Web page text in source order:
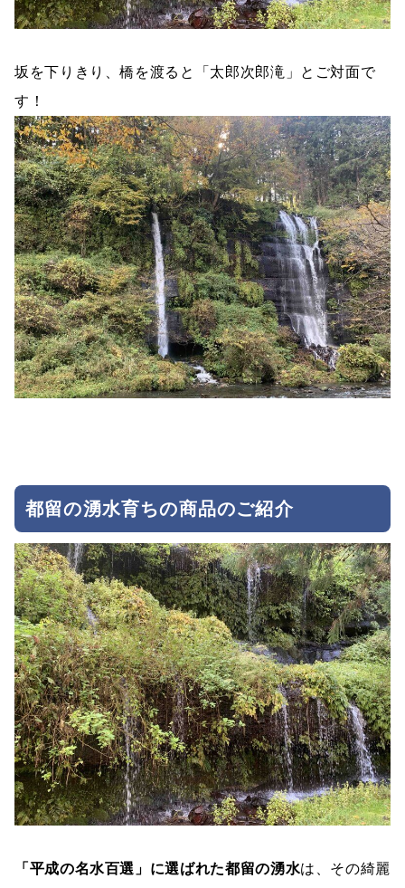
坂を下りきり、橋を渡ると「太郎次郎滝」とご対面で
す！
都留の湧水育ちの商品のご紹介
「平成の名水百選」に選ばれた都留の湧水は、その綺麗